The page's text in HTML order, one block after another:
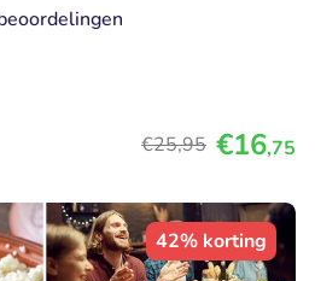
€25,95 €16,75
42% korting